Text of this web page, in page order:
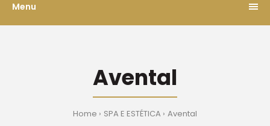
Menu
Avental
Home SPA E ESTÉTICA Avental